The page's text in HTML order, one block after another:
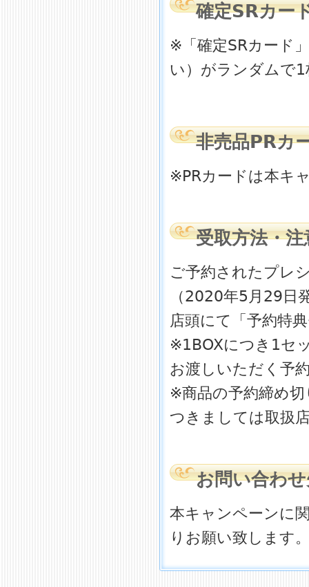
確定SRカー
※「確定SRカード
い）がランダムで
非売品PRカ
※PRカードは本キ
受取方法・注
ご予約されたプレ
（2020年5月29日
店頭にて「予約特
※1BOXにつき1セ
お渡しいただく予
※商品の予約締め
つきましては取扱
お問い合わ
本キャンペーンに
りお願い致します